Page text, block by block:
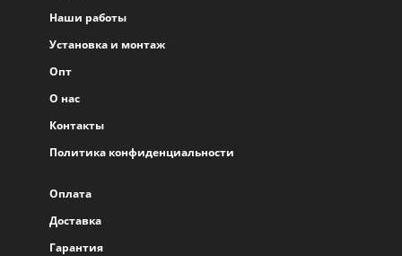
Наши работы
Установка и монтаж
Опт
О нас
Контакты
Политика конфиденциальности
Оплата
Доставка
Гарантия